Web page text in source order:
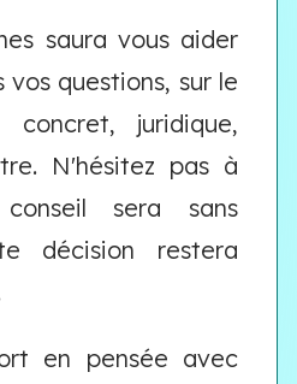
saura vous aider
questions, sur le
concret, juridique,
N'hésitez pas à
sera sans
décision restera
en pensée avec